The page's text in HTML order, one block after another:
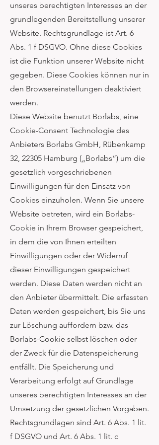
unseres berechtigten Interesses an der
grundlegenden Bereitstellung unserer
Website. Rechtsgrundlage ist Art. 6
Abs. 1 f DSGVO. Ohne diese Cookies
ist die Funktion unserer Website nicht
gegeben. Diese Cookies können nur in
den Browsereinstellungen deaktiviert
werden.
Diese Website benutzt Borlabs, eine
Cookie-Consent Technologie des
Anbieters Borlabs GmbH, Rübenkamp
32, 22305 Hamburg („Borlabs“) um die
gesetzlich vorgeschriebenen
Einwilligungen für den Einsatz von
Cookies einzuholen. Wenn Sie unsere
Website betreten, wird ein Borlabs-
Cookie in Ihrem Browser gespeichert,
in dem die von Ihnen erteilten
Einwilligungen oder der Widerruf
dieser Einwilligungen gespeichert
werden. Diese Daten werden nicht an
den Anbieter übermittelt. Die erfassten
Daten werden gespeichert, bis Sie uns
zur Löschung auffordern bzw. das
Borlabs-Cookie selbst löschen oder
der Zweck für die Datenspeicherung
entfällt. Die Speicherung und
Verarbeitung erfolgt auf Grundlage
unseres berechtigten Interesses an der
Umsetzung der gesetzlichen Vorgaben.
Rechtsgrundlagen sind Art. 6 Abs. 1 lit.
f DSGVO und Art. 6 Abs. 1 lit. c